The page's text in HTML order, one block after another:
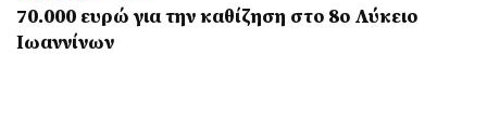
70.000 ευρώ για την καθίζηση στο 8ο Λύκειο
Ιωαννίνων